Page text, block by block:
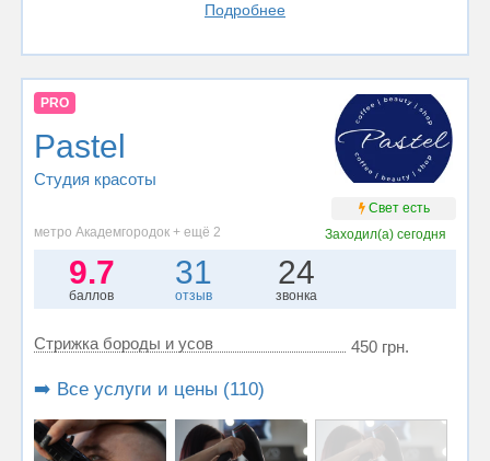
Подробнее
PRO
Pastel
Студия красоты
Свет есть
метро Академгородок + ещё 2
Заходил(а)сегодня
9.7
баллов
31
отзыв
24
звонка
Стрижка бороды и усов 450 грн.
➡️ Все услуги и цены (110)